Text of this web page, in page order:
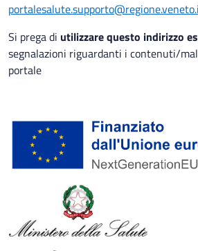
Si prega di utilizzare questo indirizzo
segnalazioni riguardanti i contenuti/
portale